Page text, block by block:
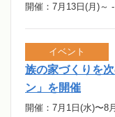
開催：7月13日(月)～
族の家づくりを
ン」を開催
開催：7月1日(水)〜8
イベント